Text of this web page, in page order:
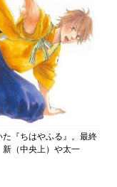
『ちはやふる』。最終
新（中央上）や太一